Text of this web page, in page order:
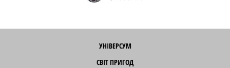
УНІВЕРСУМ
СВІТ ПРИГОД